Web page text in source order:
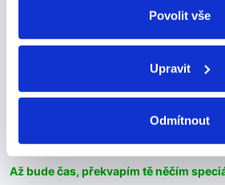
Povolit vše
Upravit
Odmítnout
you with something
When the time comes, I'll
something special.
Až bude čas, překvapím tě něčím